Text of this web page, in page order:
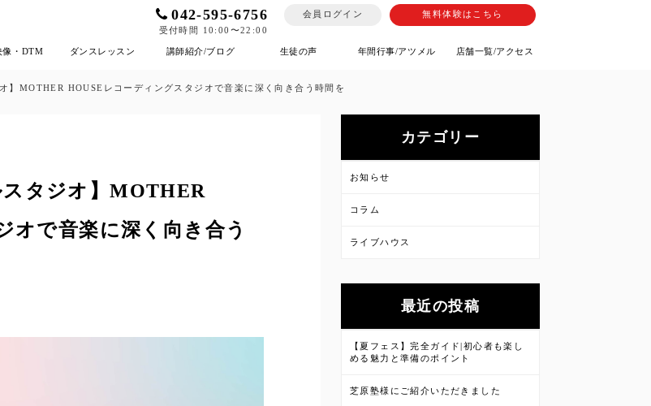
042-595-6756
受付時間 10:00〜22:00
会員ログイン 無料体験はこちら
像・DTM ダンスレッスン 講師紹介/ブログ 生徒の声 年間行事/アツメル 店舗一覧/アクセス
】MOTHER HOUSEレコーディングスタジオで音楽に深く向き合う時間を
スタジオ】MOTHER
オで音楽に深く向き合う
カテゴリー
お知らせ
コラム
ライブハウス
最近の投稿
【夏フェス】完全ガイド|初心者も楽し
める魅力と準備のポイント
芝原塾様にご紹介いただきました